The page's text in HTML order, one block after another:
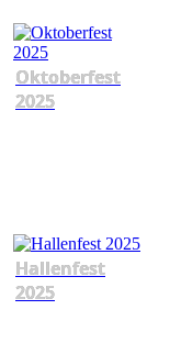
Oktoberfest
2025
Hallenfest
2025